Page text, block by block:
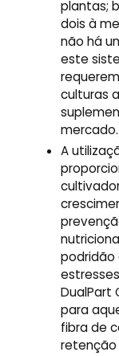
plantas;
dois à
não há
este
culturas
A
podridão
DualPart
para
fibra de
retenção